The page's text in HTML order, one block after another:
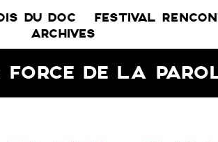
DU DOC FESTIVAL
ARCHIVES
DE LA